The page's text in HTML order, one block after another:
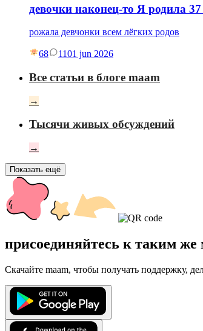
девочки наконец-то Я родила
рожала девчонки всем лёгких родов
68 1101 jun 2026
Все статьи в блоге maam
→
Тысячи живых обсуждений
→
Показать ещё
присоединяйтесь к таким
Скачайте maam, чтобы получать поддержку,